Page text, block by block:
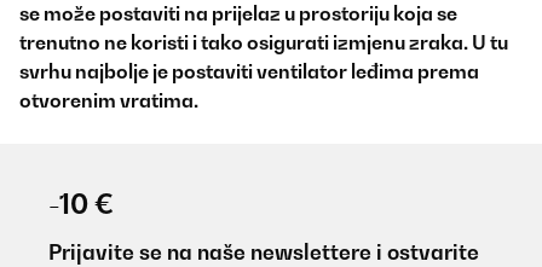
se može postaviti na prijelaz u prostoriju koja se
trenutno ne koristi i tako osigurati izmjenu zraka. U tu
svrhu najbolje je postaviti ventilator leđima prema
otvorenim vratima.
-10 €
Prijavite se na naše newslettere i ostvarite